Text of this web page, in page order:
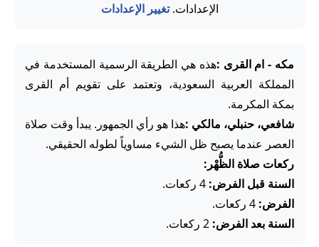
الإعدادات.تغيير الإعدادات
مكه - ام القرى :هذه هي الطريقة الرسمية المستخدمة في
المملكة العربية السعودية، وتعتمد على تقويم أم القرى
بمكة المكرمة.
شافعي، حنبلي، مالكي :هذا هو رأي الجمهور. يبدأ وقت صلاة
العصر عندما يصبح ظل الشيء مساوياً لطوله الحقيقي.
ركعات صلاة الظُّهْر:
السنة قبل الفرض:
الفرض:
السنة بعد الفرض: